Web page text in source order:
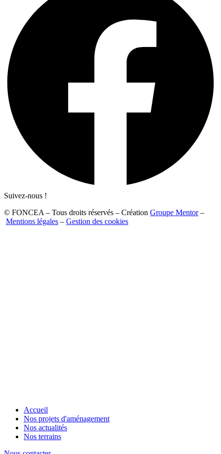
Suivez-nous !
© FONCEA – Tous droits réservés – Création Groupe Mentor–
Mentions légales – Gestion des cookies
Accueil
Nos projets d'aménagement
Nos actualités
Nos terrains